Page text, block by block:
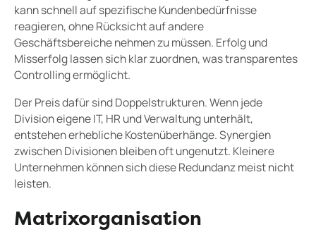
kann schnell auf spezifische Kundenbedürfnisse
reagieren, ohne Rücksicht auf andere
Geschäftsbereiche nehmen zu müssen. Erfolg und
Misserfolg lassen sich klar zuordnen, was transparentes
Controlling ermöglicht.
Der Preis dafür sind Doppelstrukturen. Wenn jede
Division eigene IT, HR und Verwaltung unterhält,
entstehen erhebliche Kostenüberhänge. Synergien
zwischen Divisionen bleiben oft ungenutzt. Kleinere
Unternehmen können sich diese Redundanz meist nicht
leisten.
Matrixorganisation